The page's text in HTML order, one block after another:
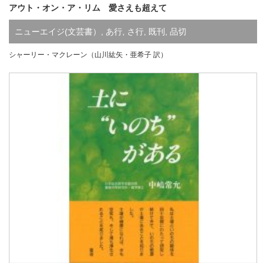
アウト・オン・ア・リム 愛さえも超えて
ニューエイジ(文芸書） , あ行, さ行, 既刊 , 品切
シャーリー・マクレーン（山川紘矢・亜希子 訳）